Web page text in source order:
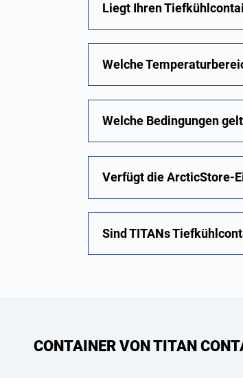
Liegt Ihren
Welche
Welche Bedingungen
Verfügt die ArcticStore-
Sind TITANs
CONTAINER VON TITAN